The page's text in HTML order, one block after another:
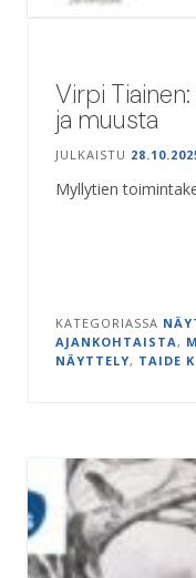
Virpi
ja muusta
JULKAISTU
Myllytien
KATEGORIASSA
AJANKOHTAISTA ,
NÄYTTELY, TAIDE